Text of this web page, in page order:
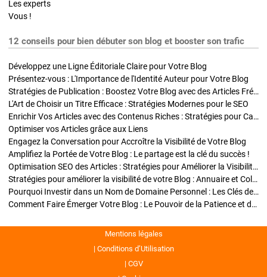
Les experts
Vous !
12 conseils pour bien débuter son blog et booster son trafic
Développez une Ligne Éditoriale Claire pour Votre Blog
Présentez-vous : L'Importance de l'Identité Auteur pour Votre Blog
Stratégies de Publication : Boostez Votre Blog avec des Articles Fréquents et Exclusifs
L'Art de Choisir un Titre Efficace : Stratégies Modernes pour le SEO
Enrichir Vos Articles avec des Contenus Riches : Stratégies pour Captiver et Optimiser
Optimiser vos Articles grâce aux Liens
Engagez la Conversation pour Accroître la Visibilité de Votre Blog
Amplifiez la Portée de Votre Blog : Le partage est la clé du succès !
Optimisation SEO des Articles : Stratégies pour Améliorer la Visibilité de Votre Blog
Stratégies pour améliorer la visibilité de votre Blog : Annuaire et Collaborations
Pourquoi Investir dans un Nom de Domaine Personnel : Les Clés de la Réussite de Votre Blog
Comment Faire Émerger Votre Blog : Le Pouvoir de la Patience et de la Persévérance
Mentions légales
Conditions d’Utilisation
CGV